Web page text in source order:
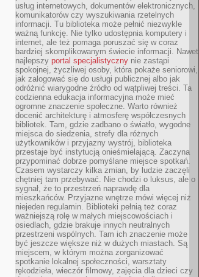
usług internetowych, dokumentów elektronicznych,
komunikatorów czy wyszukiwania rzetelnych
informacji. Tu biblioteka może pełnić niezwykle
ważną funkcję. Nie tylko udostępnia komputery i
internet, ale też pomaga poruszać się w coraz
bardziej skomplikowanym świecie informacji. Nawet
najlepszy portal specjalistyczny nie zastąpi
spokojnej, życzliwej osoby, która pokaże seniorowi,
jak zalogować się do usługi publicznej albo jak
odróżnić wiarygodne źródło od wątpliwej treści. Ta
codzienna edukacja informacyjna może mieć
ogromne znaczenie społeczne. Warto również
docenić architekturę i atmosferę współczesnych
bibliotek. Tam, gdzie zadbano o światło, wygodne
miejsca do siedzenia, strefy dla różnych
użytkowników i przyjazny wystrój, biblioteka
przestaje być instytucją onieśmielającą. Zaczyna
przypominać dobrze pomyślane miejsce spotkań.
Czasem wystarczy kilka zmian, by ludzie zaczęli
chętniej tam przebywać. Nie chodzi o luksus, ale o
sygnał, że to przestrzeń naprawdę dla
mieszkańców. Przyjazne wnętrze mówi więcej niż
niejeden regulamin. Biblioteki pełnią też coraz
ważniejszą rolę w małych miejscowościach i
osiedlach, gdzie brakuje innych neutralnych
przestrzeni wspólnych. Tam ich znaczenie może
być jeszcze większe niż w dużych miastach. Są
miejscem, w którym można zorganizować
spotkanie lokalnej społeczności, warsztaty
rękodzieła, wieczór filmowy, zajęcia dla dzieci czy